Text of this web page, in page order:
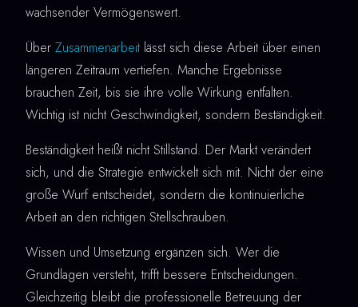
wachsender Vermögenswert.
Über Zusammenarbeit lässt sich diese Arbeit über einen
längeren Zeitraum vertiefen. Manche Ergebnisse
brauchen Zeit, bis sie ihre volle Wirkung entfalten.
Wichtig ist nicht Geschwindigkeit, sondern Beständigkeit.
Beständigkeit heißt nicht Stillstand. Der Markt verändert
sich, und die Strategie entwickelt sich mit. Nicht der eine
große Wurf entscheidet, sondern die kontinuierliche
Arbeit an den richtigen Stellschrauben.
Wissen und Umsetzung ergänzen sich. Wer die
Grundlagen versteht, trifft bessere Entscheidungen.
Gleichzeitig bleibt die professionelle Betreuung der